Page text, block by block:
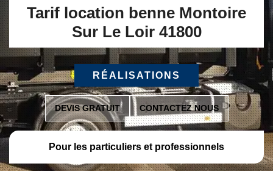
Tarif location benne Montoire
Sur Le Loir 41800
RÉALISATIONS
DEVIS GRATUIT CONTACTEZ NOUS
Pour les particuliers et professionnels